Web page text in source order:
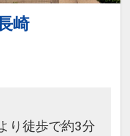
崎
り徒歩で約3分